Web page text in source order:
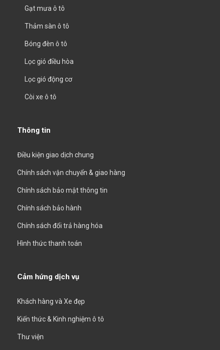
Gạt mưa ô tô
Thảm sàn ô tô
Bóng đèn ô tô
Lọc gió điều hòa
Lọc gió động cơ
Còi xe ô tô
Thông tin
Điều kiện giao dịch chung
Chính sách vận chuyển & giao hàng
Chính sách bảo mật thông tin
Chính sách bảo hành
Chính sách đổi trả hàng hóa
Hình thức thanh toán
Cảm hứng dịch vụ
Khách hàng và Xe đẹp
Kiến thức & Kinh nghiệm ô tô
Thư viện